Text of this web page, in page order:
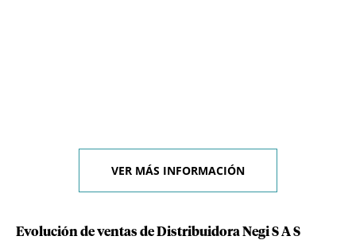
VER MÁS INFORMACIÓN
Evolución de ventas de Distribuidora Negi S A S